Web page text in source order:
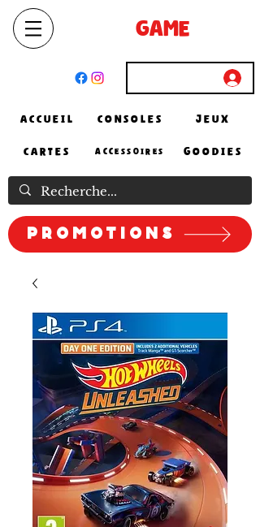
GAME
ACCUEIL CONSOLES JEUX
CARTES ACCESSOIRES GOODIES
Promotions